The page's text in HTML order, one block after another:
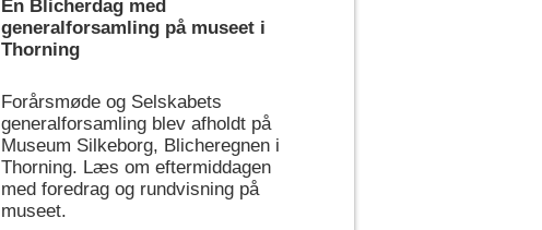
En Blicherdag med
generalforsamling på museet i
Thorning
Forårsmøde og Selskabets
generalforsamling blev afholdt på
Museum Silkeborg, Blicheregnen i
Thorning. Læs om eftermiddagen
med foredrag og rundvisning på
museet.